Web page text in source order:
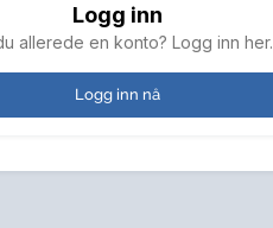
Logg inn
allerede en konto? Logg inn her.
Logg inn nå